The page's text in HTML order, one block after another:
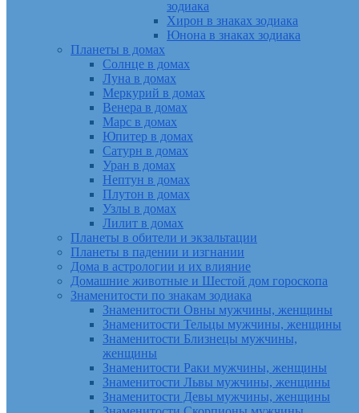
зодиака
Хирон в знаках зодиака
Юнона в знаках зодиака
Планеты в домах
Солнце в домах
Луна в домах
Меркурий в домах
Венера в домах
Марс в домах
Юпитер в домах
Сатурн в домах
Уран в домах
Нептун в домах
Плутон в домах
Узлы в домах
Лилит в домах
Планеты в обители и экзальтации
Планеты в падении и изгнании
Дома в астрологии и их влияние
Домашние животные и Шестой дом гороскопа
Знаменитости по знакам зодиака
Знаменитости Овны мужчины, женщины
Знаменитости Тельцы мужчины, женщины
Знаменитости Близнецы мужчины,
женщины
Знаменитости Раки мужчины, женщины
Знаменитости Львы мужчины, женщины
Знаменитости Девы мужчины, женщины